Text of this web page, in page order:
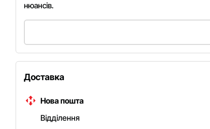
нюансів.
Доставка
Нова пошта
Відділення